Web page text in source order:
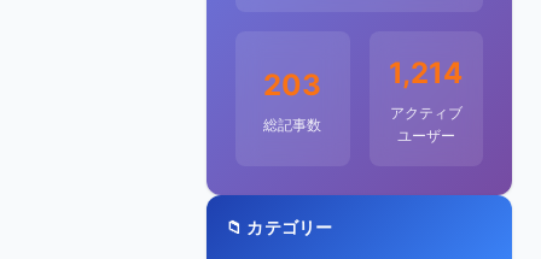
203
総記事数
1,214
アクティブ
ユーザー
📁 カテゴリー